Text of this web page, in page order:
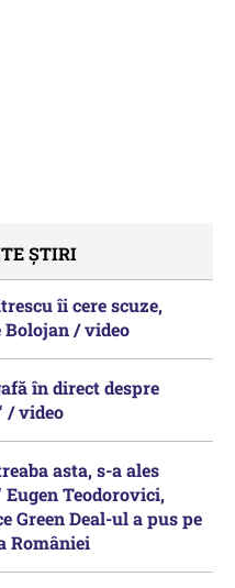
ȘTIRI
îi cere scuze,
/ video
în direct despre
/ video
asta, s-a ales
Teodorovici,
Green Deal-ul a pus pe
României